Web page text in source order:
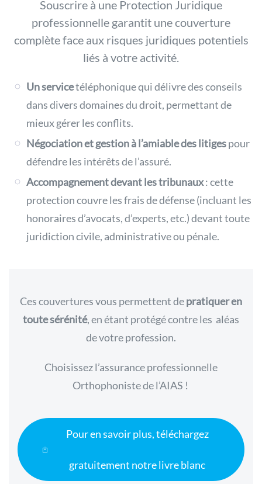
Souscrire à une Protection Juridique
professionnelle garantit une couverture
complète face aux risques juridiques potentiels
liés à votre activité.
Un servicetéléphonique qui délivre des conseils
dans divers domaines du droit, permettant de
mieux gérer les conflits.
Négociation et gestion à l’amiabledes litigespour
défendre les intérêts de l’assuré.
Accompagnement devant les tribunaux:cette
protection couvre les frais de défense (incluant les
honoraires d’avocats, d’experts, etc.) devant toute
juridiction civile, administrative ou pénale.
Ces couvertures vous permettent depratiquer en
toute sérénité, en étant protégé contre les aléas
de votre profession.
Choisissez l’assurance professionnelle
Orthophoniste de l’AIAS !
Pour en savoir plus, téléchargez
gratuitement notre livre blanc